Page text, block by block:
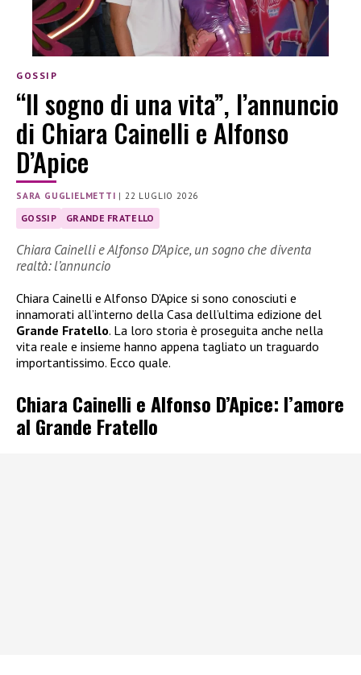
GOSSIP
“Il sogno di una vita”, l’annuncio
di Chiara Cainelli e Alfonso
D’Apice
SARA GUGLIELMETTI | 22 LUGLIO 2026
GOSSIP GRANDE FRATELLO
Chiara Cainelli e Alfonso D’Apice, un sogno che diventa
realtà: l’annuncio
Chiara Cainelli e Alfonso D’Apice si sono conosciuti e
innamorati all’interno della Casa dell’ultima edizione del
Grande Fratello. La loro storia è proseguita anche nella
vita reale e insieme hanno appena tagliato un traguardo
importantissimo. Ecco quale.
Chiara Cainelli e Alfonso D’Apice: l’amore
al Grande Fratello